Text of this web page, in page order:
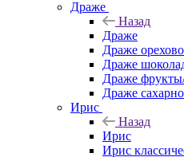
Драже
Назад
Драже
Драже
Драже
Драже
Драже
Ирис
Назад
Ирис
Ирис